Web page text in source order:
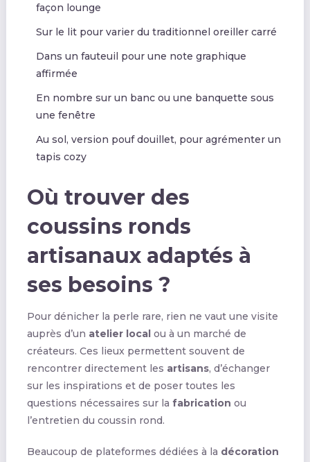
façon lounge
Sur le lit pour varier du traditionnel oreiller carré
Dans un fauteuil pour une note graphique
affirmée
En nombre sur un banc ou une banquette sous
une fenêtre
Au sol, version pouf douillet, pour agrémenter un
tapis cozy
Où trouver des
coussins ronds
artisanaux adaptés à
ses besoins ?
Pour dénicher la perle rare, rien ne vaut une visite
auprès d’un atelier localou à un marché de
créateurs. Ces lieux permettent souvent de
rencontrer directement les artisans, d’échanger
sur les inspirations et de poser toutes les
questions nécessaires sur la fabrication ou
l’entretien du coussin rond.
Beaucoup de plateformes dédiées à la décoration